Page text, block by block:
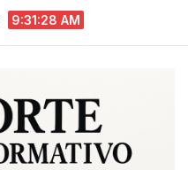
9:31:29 AM